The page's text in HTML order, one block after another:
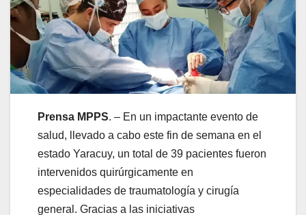
Prensa MPPS. – En un impactante evento de
salud, llevado a cabo este fin de semana en el
estado Yaracuy, un total de 39 pacientes fueron
intervenidos quirúrgicamente en
especialidades de traumatología y cirugía
general. Gracias a las iniciativas